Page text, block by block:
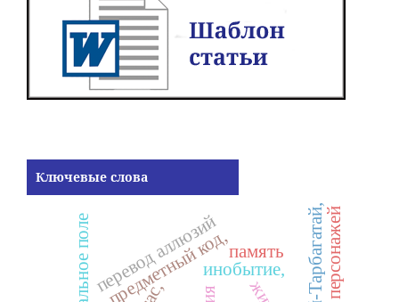
Ключевые слова
предметный код,инобытие,
память
перевод аллюзий